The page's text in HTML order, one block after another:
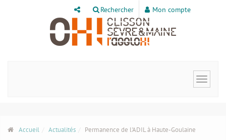
Rechercher Mon compte
Toggle
Accueil Actualités Permanence de l'ADIL à Haute-Goulaine
Panneau de gestion des cookies